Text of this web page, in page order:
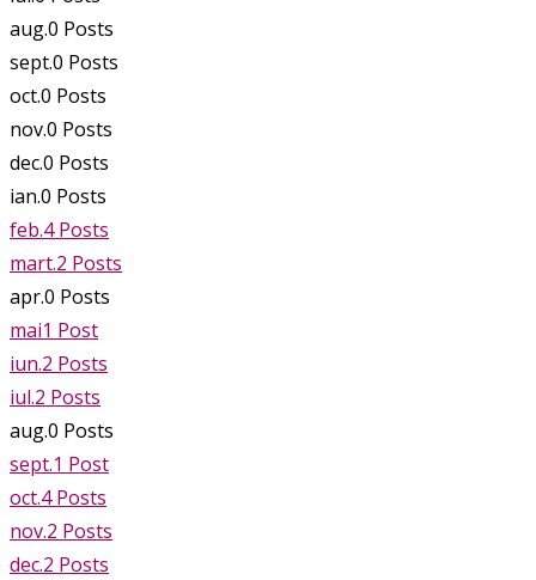
aug.0 Posts
sept.0 Posts
oct.0 Posts
nov.0 Posts
dec.0 Posts
ian.0 Posts
feb.4 Posts
mart.2 Posts
apr.0 Posts
mai1 Post
iun.2 Posts
iul.2 Posts
aug.0 Posts
sept.1 Post
oct.4 Posts
nov.2 Posts
dec.2 Posts